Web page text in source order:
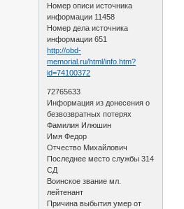
Номер описи источника
информации 11458
Номер дела источника
информации 651
http://obd-
memorial.ru/html/info.htm?
id=74100372
72765633
Информация из донесения о
безвозвратных потерях
Фамилия Илюшин
Имя Федор
Отчество Михайлович
Последнее место службы 314
СД
Воинское звание мл.
лейтенант
Причина выбытия умер от